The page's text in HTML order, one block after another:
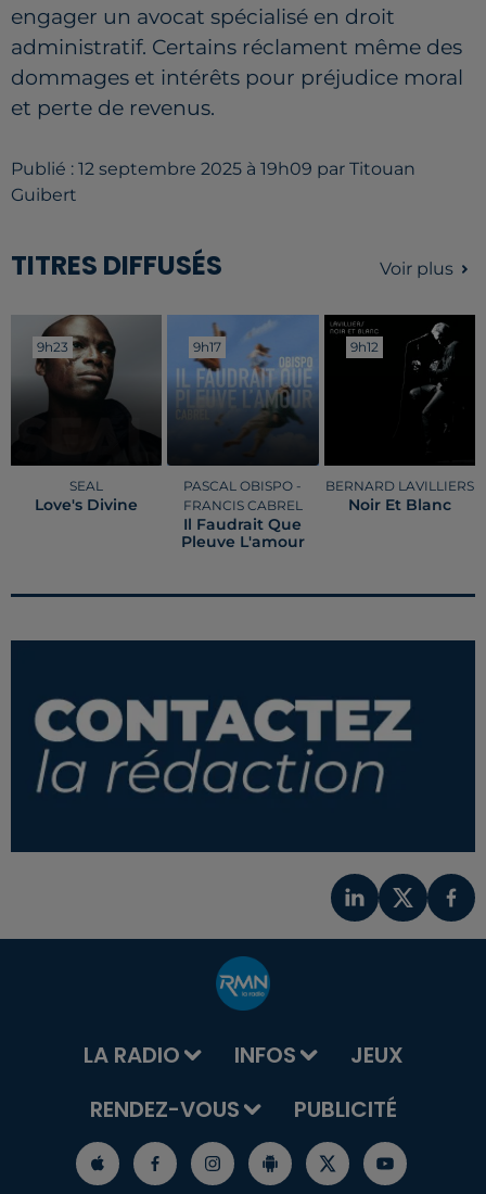
engager un avocat spécialisé en droit
administratif. Certains réclament même des
dommages et intérêts pour préjudice moral
et perte de revenus.
Publié : 12 septembre 2025 à 19h09 par Titouan
Guibert
TITRES DIFFUSÉS Voir plus
9h23
9h23
SEAL
Love's Divine
9h17
9h17
PASCAL OBISPO -
FRANCIS CABREL
Il Faudrait Que
Pleuve L'amour
9h12
9h12
BERNARD LAVILLIERS
Noir Et Blanc
LA RADIO INFOS
JEUX
RENDEZ-VOUS
PUBLICITÉ